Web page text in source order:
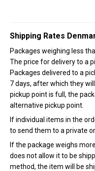
Shipping Rates
Packages weighing less
The price for delivery to a
Packages delivered to a
7 days, after which they
pickup point is full, the
alternative pickup point.
If individual items in the
to send them to a private
If the package weighs
does not allow it to be
method, the item will be